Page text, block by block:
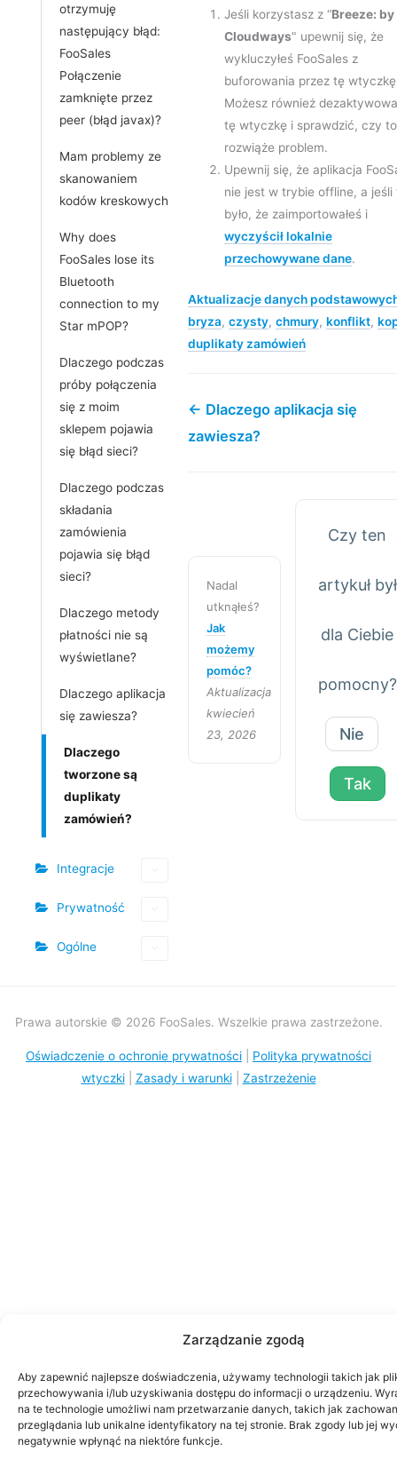
Zarządzanie zgodą
Aby zapewnić najlepsze doświadczenia, używamy technologii takich jak
przechowywania i/lub uzyskiwania dostępu do informacji o urządzeniu.
na te technologie umożliwi nam przetwarzanie danych, takich jak
przeglądania lub unikalne identyfikatory na tej stronie. Brak zgody lub jej
negatywnie wpłynąć na niektóre funkcje.
otrzymuję
następujący błąd:
FooSales
Połączenie
zamknięte przez
peer (błąd javax)?
Mam problemy ze
skanowaniem
kodów kreskowych
Why does
FooSales lose its
Bluetooth
connection to my
Star mPOP?
Dlaczego podczas
próby połączenia
się z moim
sklepem pojawia
się błąd sieci?
Dlaczego podczas
składania
zamówienia
pojawia się błąd
sieci?
Dlaczego metody
płatności nie są
wyświetlane?
Dlaczego aplikacja
się zawiesza?
Dlaczego
tworzone są
duplikaty
zamówień?
Integracje
Prywatność
Ogólne
Jeśli korzystasz z “Breeze: by
Cloudways" upewnij się, że
wykluczyłeś FooSales z
buforowania przez tę
Możesz również
tę wtyczkę i sprawdzić, czy to
rozwiąże problem.
Upewnij się, że aplikacja
nie jest w trybie offline, a jeśli
było, że zaimportowałeś i
wyczyścił lokalnie
przechowywane dane.
Aktualizacje danych
bryza, czysty, chmury, konflikt,
duplikaty zamówień
← Dlaczego aplikacja się
zawiesza?
Nadal
utknąłeś?
Jak
możemy
pomóc?
Aktualizacja
kwiecień
23, 2026
Czy ten
artykuł był
dla Ciebie
pomocny?
Nie
Tak
Prawa autorskie © 2026 FooSales. Wszelkie prawa zastrzeżone.
Oświadczenie o ochronie prywatności
Polityka prywatności
wtyczki| Zasady i warunki| Zastrzeżenie